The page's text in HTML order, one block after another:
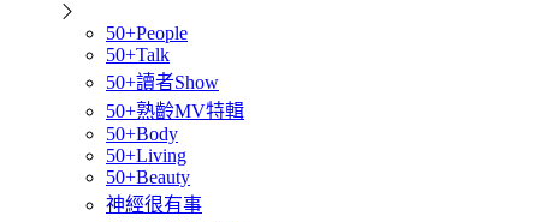
50+People
50+Talk
50+讀者Show
50+熟齡MV特輯
50+Body
50+Living
50+Beauty
神經很有事